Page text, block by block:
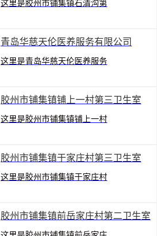
市铺集镇铺上四村，营业范围
许可经营的,须凭许可证经
营)，联系电话为：0532-
这里是胶州市铺集镇石清沟第
页的介绍页，位于青岛胶州市
铺集镇石清沟村176号，营业
需经许可经营的,须凭许可证
经营)
青岛华慈天伦医养服务有限公司
这里是青岛华慈天伦医养服务
页的介绍页，位于山东省青岛
市胶州市铺集镇彭家庄村，营
务；物业管理；住房租赁；非
居住房地产租赁；第二类医疗
胶州市铺集镇铺上一村第三卫生室
这里是胶州市铺集镇铺上一村
黄页的介绍页，位于胶州市铺
集镇铺上一村278号，营业范
需经许可经营的,须凭许可证
胶州市铺集镇于家庄村第三卫生室
这里是胶州市铺集镇于家庄村
黄页的介绍页，位于青岛胶州
胶州市铺集镇前岳家庄村第二卫生室